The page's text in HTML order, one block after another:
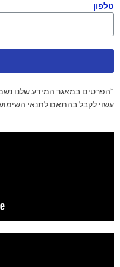
טלפון
*הפרטים במאגר המידע שלנו
עשוי לקבל בהתאם לתנאי